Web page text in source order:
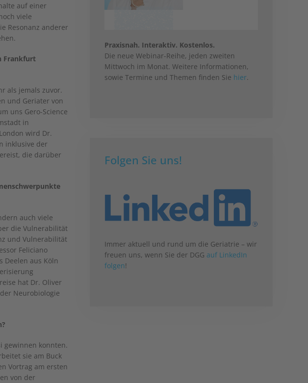
auf einer
viele
Resonanz anderer
Frankfurt
als jemals zuvor.
und Geriater von
uns Gero-Science
in
wird Dr.
inklusive der
die darüber
auch viele
die Vulnerabilität
und Vulnerabilität
Feliciano
Deelen aus Köln
hat Dr. Oliver
Neurobiologie
gewinnen konnten.
sie am Buck
Vortrag am ersten
von der
Praxisnah. Interaktiv. Kostenlos.
Die neue Webinar-Reihe, jeden zweiten
Mittwoch im Monat. Weitere Informationen,
sowie Termine und Themen finden Sie hier.
Folgen Sie uns!
Immer aktuell und rund um die Geriatrie – wir
freuen uns, wenn Sie der DGG auf LinkedIn
folgen!